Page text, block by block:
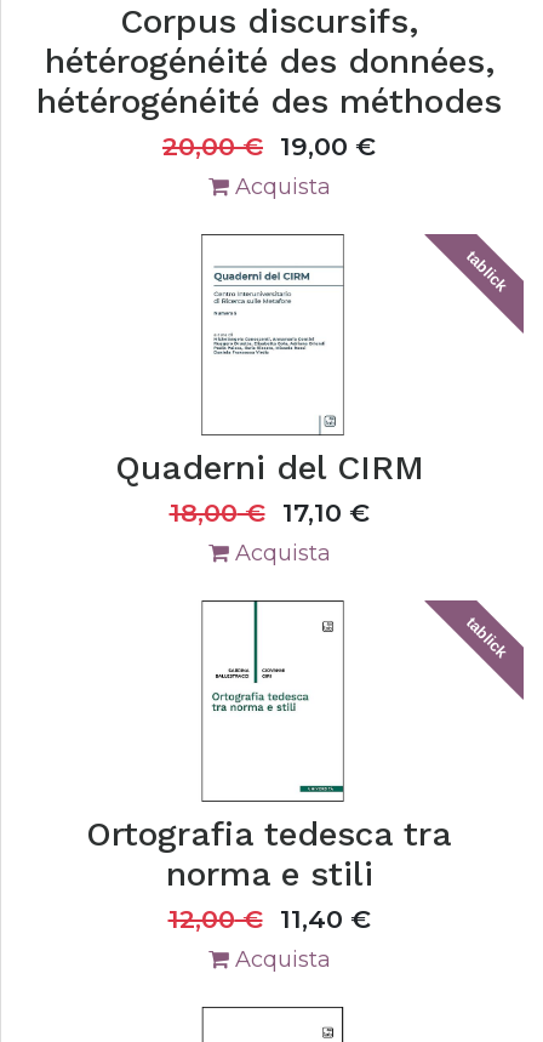
Corpus discursifs,
hétérogénéité des données,
hétérogénéité des méthodes
20,00€ 19,00 €
Acquista
tablick
Quaderni del CIRM
18,00€ 17,10 €
Acquista
tablick
Ortografia tedesca tra
norma e stili
12,00€ 11,40 €
Acquista